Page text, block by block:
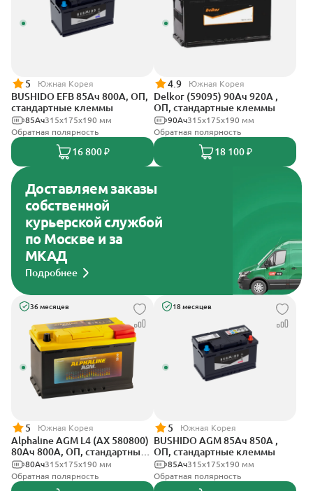
5 Южная Корея
BUSHIDO EFB 85Ач 800А, ОП,
стандартные клеммы
315x175x190 мм
85Ач
Обратная полярность
16 800 ₽
4.9 Южная Корея
Delkor (59095) 90Ач 920А ,
ОП, стандартные клеммы
315x175x190 мм
90Ач
Обратная полярность
18 100 ₽
Доставляем заказы
собственной
курьерской службой
по Москве и за
МКАД
Подробнее
36 месяцев
5 Южная Корея
Alphaline AGM L4 (AX 580800)
80Ач 800А, ОП, стандартные
клеммы315х175х190 мм
80Ач
Обратная полярность
18 месяцев
5 Южная Корея
BUSHIDO AGM 85Ач 850А ,
ОП, стандартные клеммы
315x175x190 мм
85Ач
Обратная полярность